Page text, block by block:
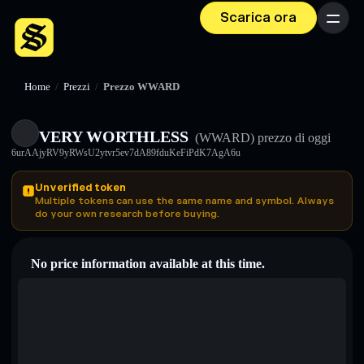
Scarica ora Menu
Home / Prezzi / Prezzo WWARD
VERY WORTHLESS (WWARD) prezzo di oggi
6urAAjyRV9yRWsU2ytvr5ev7dA89fduKeFiPdK7AgA6u
Unverified token
Multiple tokens can use the same name and symbol. Always
do your own research before buying.
No price information available at this time.